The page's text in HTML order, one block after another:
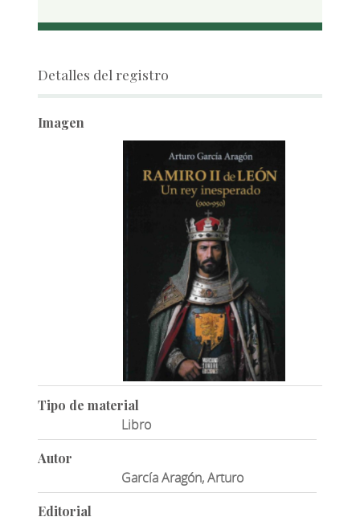
Detalles del registro
Imagen
Tipo de material
Libro
Autor
García Aragón, Arturo
Editorial